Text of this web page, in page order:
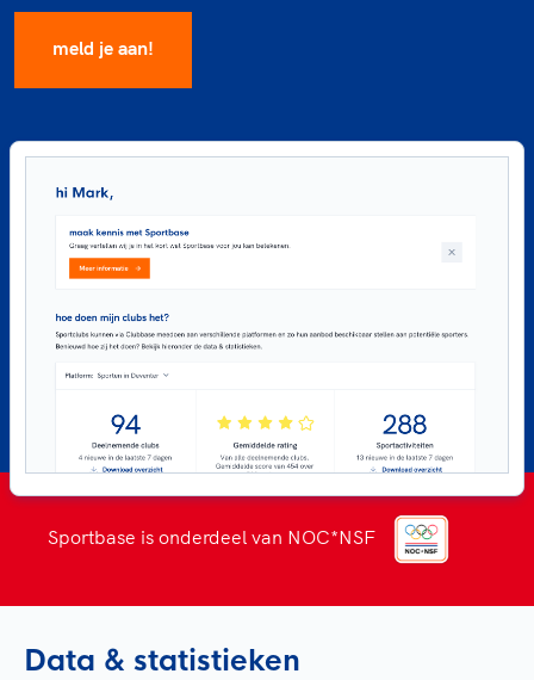
meld je aan!
Sportbase is onderdeel van NOC*NSF
Data & statistieken